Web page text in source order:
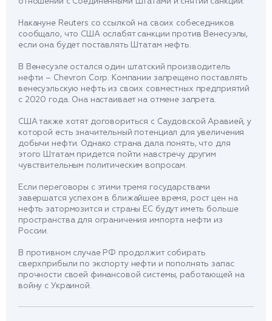
Накануне Reuters со ссылкой на своих собеседников
сообщало, что США ослабят санкции против Венесуэлы,
если она будет поставлять Штатам нефть.
В Венесуэле остался один штатский производитель
нефти – Chevron Corp. Компании запрещено поставлять
венесуэльскую нефть из своих совместных предприятий
с 2020 года. Она настаивает на отмене запрета.
США также хотят договориться с Саудовской Аравией, у
которой есть значительный потенциал для увеличения
добычи нефти. Однако страна дала понять, что для
этого Штатам придется пойти навстречу другим
чувствительным политическим вопросам.
Если переговоры с этими тремя государствами
завершатся успехом в ближайшее время, рост цен на
нефть затормозится и страны ЕС будут иметь больше
пространства для ограничения импорта нефти из
России.
В противном случае РФ продолжит собирать
сверхприбыли по экспорту нефти и пополнять запас
прочности своей финансовой системы, работающей на
войну с Украиной.